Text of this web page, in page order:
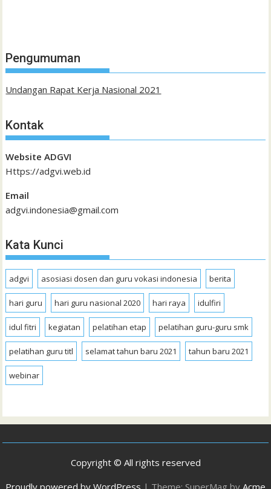
Pengumuman
Undangan Rapat Kerja Nasional 2021
Kontak
Website ADGVI
Https://adgvi.web.id
Email
adgvi.indonesia@gmail.com
Kata Kunci
adgvi asosiasi dosen dan guru vokasi indonesia berita
hari guru hari guru nasional 2020 hari raya idulfiri
idul fitri kegiatan pelatihan etap pelatihan guru-guru smk
pelatihan guru titl selamat tahun baru 2021 tahun baru 2021
webinar
Copyright © All rights reserved
Proudly powered by WordPress | Theme: SuperMag by Acme